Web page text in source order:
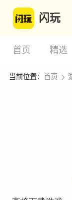
闪玩
首页 精选
当前位置： 首页